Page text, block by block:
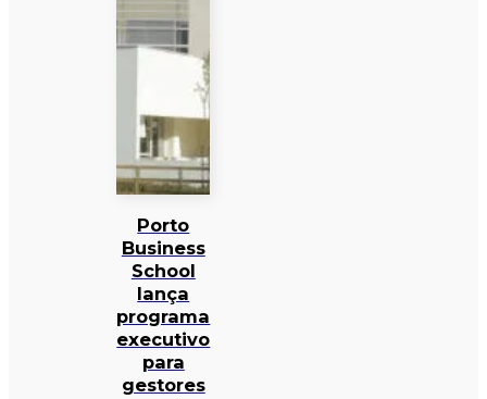
Porto
Business
School
lança
programa
executivo
para
gestores